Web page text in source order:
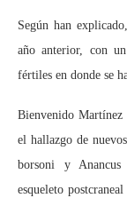
Según han
año anterior, con
fértiles en donde se
Bienvenido Martínez
el hallazgo de
borsoni y Anancus
esqueleto